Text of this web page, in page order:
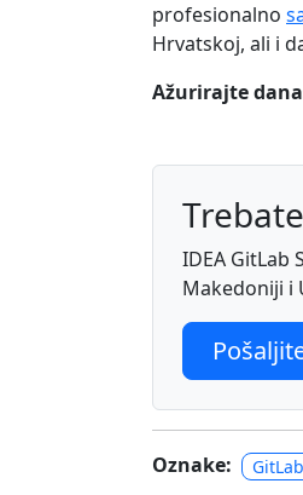
profesionalno
Hrvatskoj, ali i
Ažurirajte
IDEA GitLab
Makedoniji i
Oznake: GitLab